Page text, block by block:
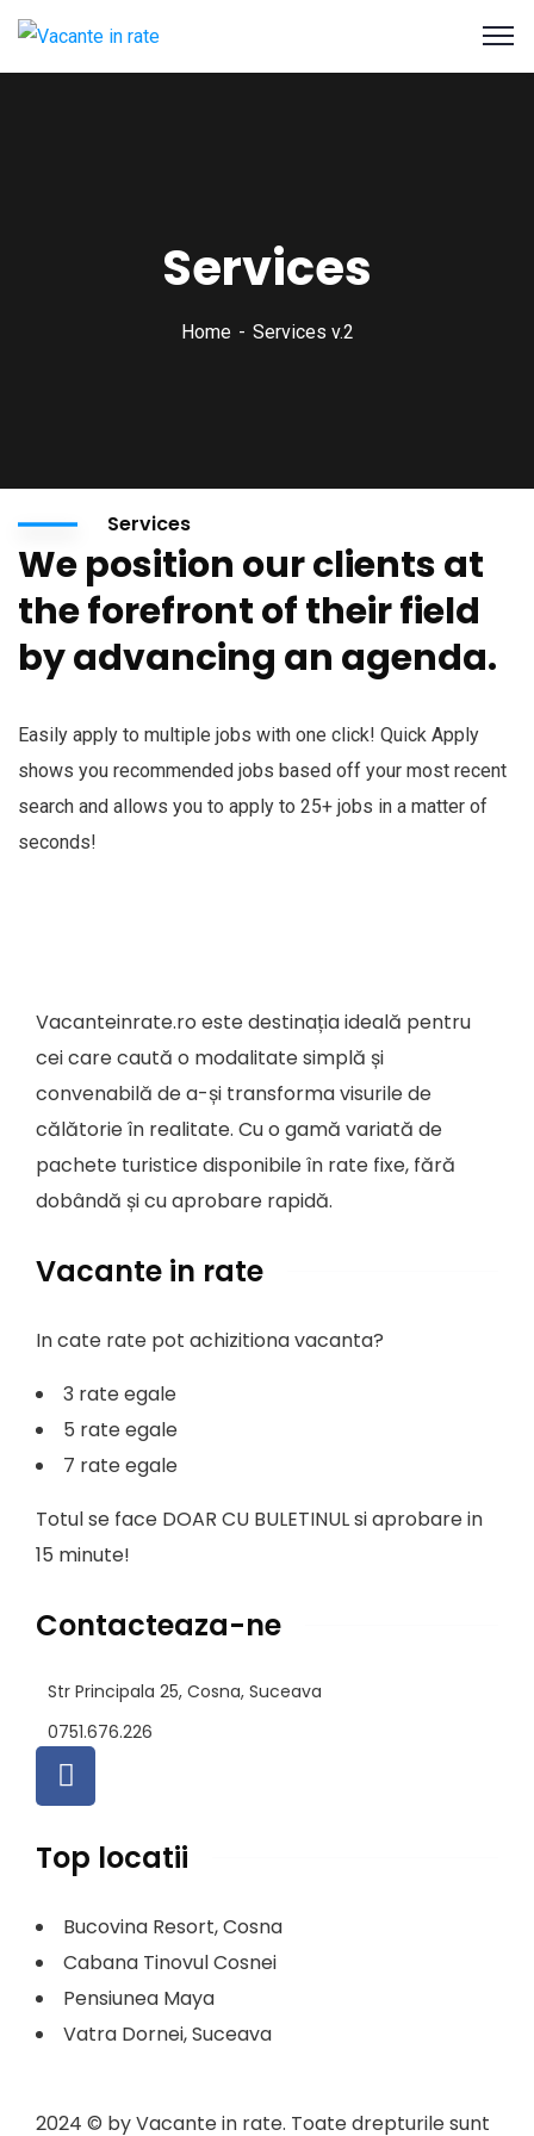
Services
Home Services v.2
Services
We position our clients at
the forefront of their field
by advancing an agenda.
Easily apply to multiple jobs with one click! Quick Apply
shows you recommended jobs based off your most recent
search and allows you to apply to 25+ jobs in a matter of
seconds!
Vacanteinrate.ro este destinația ideală pentru
cei care caută o modalitate simplă și
convenabilă de a-și transforma visurile de
călătorie în realitate. Cu o gamă variată de
pachete turistice disponibile în rate fixe, fără
dobândă și cu aprobare rapidă.
Vacante in rate
In cate rate pot achizitiona vacanta?
3 rate egale
5 rate egale
7 rate egale
Totul se face DOAR CU BULETINUL si aprobare in
15 minute!
Contacteaza-ne
Str Principala 25, Cosna, Suceava
0751.676.226 ​
Top locatii
Bucovina Resort, Cosna
Cabana Tinovul Cosnei
Pensiunea Maya
Vatra Dornei, Suceava
2024 © by Vacante in rate. Toate drepturile sunt